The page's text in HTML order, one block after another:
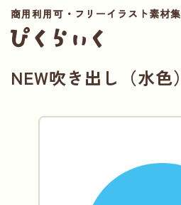
商用利用可・フリーイラスト素材集
NEW吹き出し（水色）